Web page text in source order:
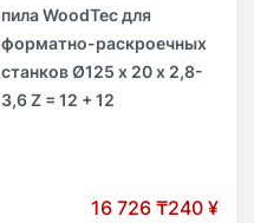
пила WoodTec для
форматно-раскроечных
станков Ø125 х 20 x 2,8-
3,6 Z = 12 + 12
16 726 ₸240 ¥